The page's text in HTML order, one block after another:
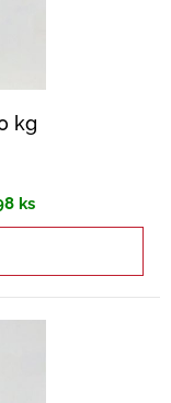
kg
ks